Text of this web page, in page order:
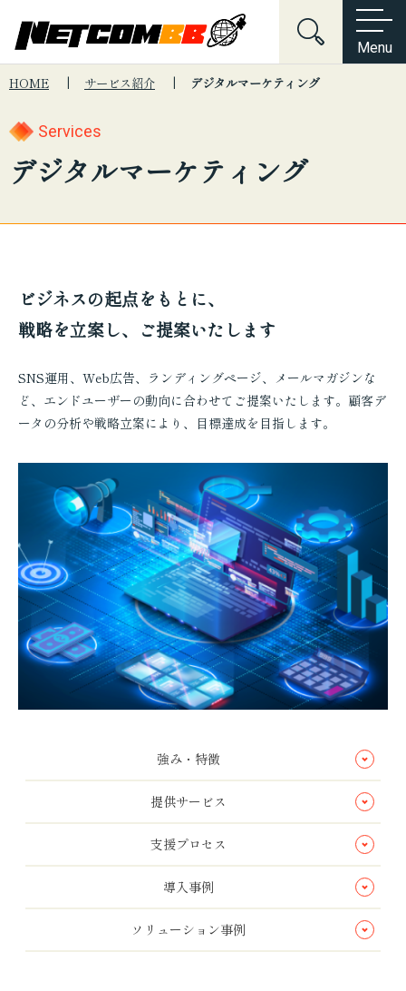
電子公告・決算公告
制度・規約・方針関連
情報セキュリティ基本方針
サービス紹介
ネットワークセキュリティ
Web制作
デジタルマーケティング
プロダクト開発
機器販売
印刷物
企画・提案
Contact お問い合わせ
Menu
システム
採用 提案
HOME サービス紹介 デジタルマーケティング
Services
デジタルマーケティング
ビジネスの起点をもとに、
戦略を立案し、ご提案いたします
SNS運用、Web広告、ランディングページ、メールマガジンな
ど、エンドユーザーの動向に合わせてご提案いたします。顧客デ
ータの分析や戦略立案により、目標達成を目指します。
強み・特徴
提供サービス
支援プロセス
導入事例
ソリューション事例